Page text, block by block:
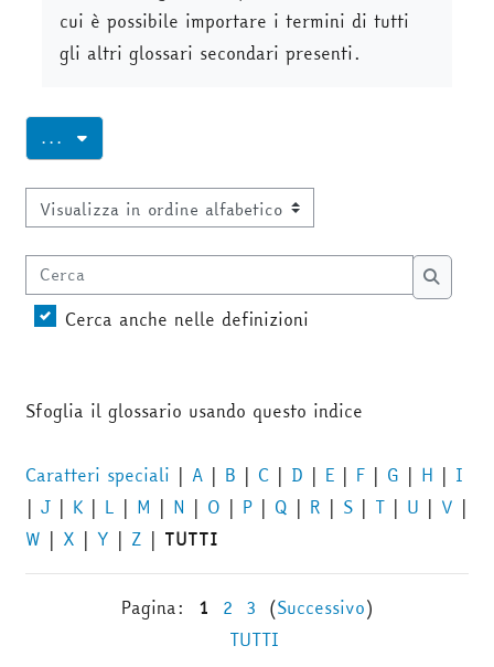
cui è possibile importare i termini di tutti
gli altri glossari secondari presenti.
... Esporta voci
Sfoglia il glossario usando questo indice
Cerca
Cerca
Cerca anche nelle definizioni
Sfoglia il glossario usando questo indice
Caratteri speciali | A | B | C | D | E | F | G | H | I
| J | K | L | M | N | O | P | Q | R | S | T | U | V |
W | X | Y | Z | TUTTI
Pagina: 1 2 3 (Successivo)
TUTTI